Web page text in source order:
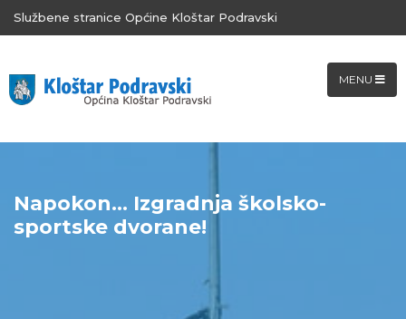
Službene stranice Općine Kloštar Podravski
MENU
Napokon… Izgradnja školsko-
sportske dvorane!